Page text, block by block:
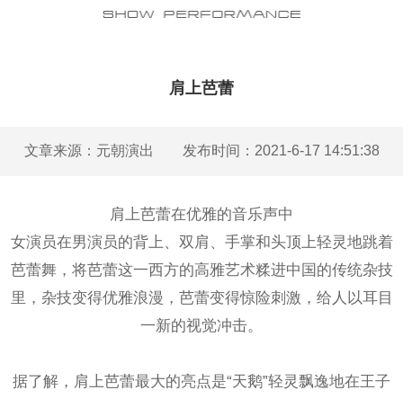
肩上芭蕾
文章来源：元朝演出 发布时间：2021-6-17 14:51:38
肩上芭蕾在优雅的音乐声中
女演员在男演员的背上、双肩、手掌和头顶上轻灵地跳着
芭蕾舞，将芭蕾这一西方的高雅艺术糅进中国的传统杂技
里，杂技变得优雅浪漫，芭蕾变得惊险刺激，给人以耳目
一新的视觉冲击。
据了解，肩上芭蕾最大的亮点是“天鹅”轻灵飘逸地在王子